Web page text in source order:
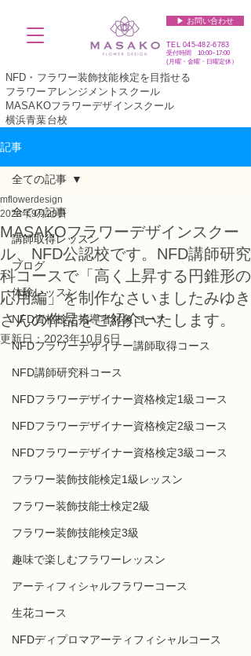
▶︎ お問い合わせ
TEL045-482-6783
受付時間 10:00~17:00​​​
(​月曜・金曜・日曜定休）
NFD・フラワー装飾技能検定を目指せる
フラワーアレンジメントスクール
MASAKOフラワーデザインスクール
横浜青葉台校
記事
全ての記事
講師取得レッスン
ブログ
体験レッスン
NFD資格検定指導者対象コース
NFDフラワーデザイナー講師取得コース
NFD講師研究科コース
NFDフラワーデザイナー資格検定1級コース
NFDフラワーデザイナー資格検定2級コース
NFDフラワーデザイナー資格検定3級コース
フラワー装飾技能検定1級レッスン
フラワー装飾技能士検定2級
フラワー装飾技能検定3級
趣味で楽しむフラワーレッスン
アーティフィシャルフラワーコース
生花コース
NFDディプロマアーティフィシャルコース
全ての記事
MASAKOフラワーデザインスクー
ル、NFD公認校です。NFD講師研究
科コースで「高く上昇する円錐形の
応用編」を制作なさいましたみゆき
さんの作品をご紹介いたします。
mflowerdesign
2023年9月28日
更新日： 2023年10月6日